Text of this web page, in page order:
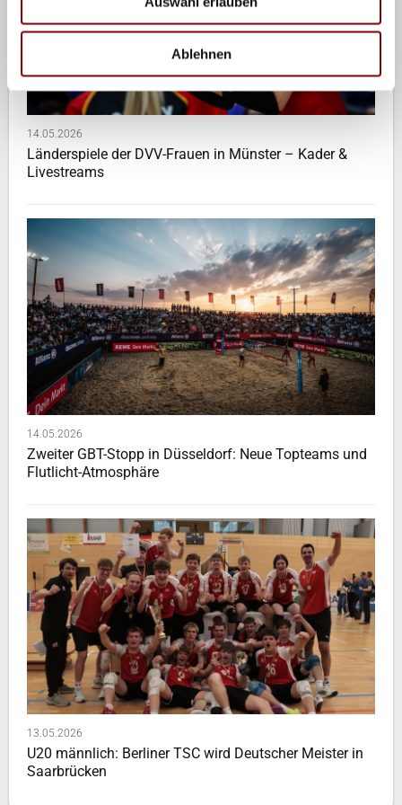
Ablehnen
14.05.2026
Länderspiele der DVV-Frauen in Münster – Kader &
Livestreams
14.05.2026
Zweiter GBT-Stopp in Düsseldorf: Neue Topteams und
Flutlicht-Atmosphäre
13.05.2026
U20 männlich: Berliner TSC wird Deutscher Meister in
Saarbrücken